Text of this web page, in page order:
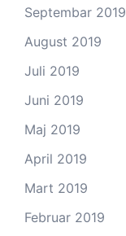
Septembar 2019
August 2019
Juli 2019
Juni 2019
Maj 2019
April 2019
Mart 2019
Februar 2019